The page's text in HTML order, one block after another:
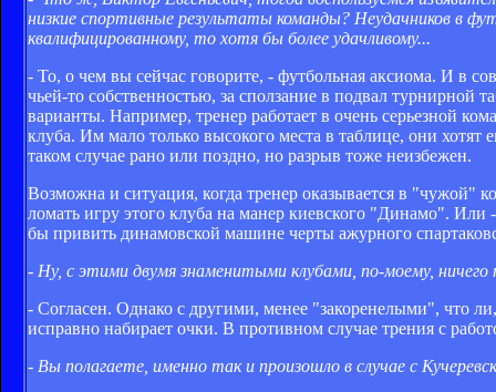
низкие спортивные результаты команды? Неудачников в
квалифицированному, то хотя бы более удачливому...
- То, о чем вы сейчас говорите, - футбольная аксиома. И в
чьей-то собственностью, за сползание в подвал турнирной
варианты. Например, тренер работает в очень серьезной
клуба. Им мало только высокого места в таблице, они хотят
таком случае рано или поздно, но разрыв тоже неизбежен.
Возможна и ситуация, когда тренер оказывается в "чужой"
ломать игру этого клуба на манер киевского "Динамо".
бы привить динамовской машине черты ажурного
- Ну, с этими двумя знаменитыми клубами, по-моему,
- Согласен. Однако с другими, менее "закоренелыми", что
исправно набирает очки. В противном случае трения с
- Вы полагаете, именно так и произошло в случае с